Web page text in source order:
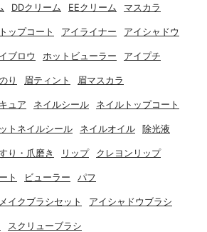
DDクリーム EEクリーム マスカラ
ップコート アイライナー アイシャドウ
ブロウ ホットビューラー アイプチ
り 眉ティント 眉マスカラ
ュア ネイルシール ネイルトップコート
トネイルシール ネイルオイル 除光液
り・爪磨き リップ クレヨンリップ
ト ビューラー パフ
メイクブラシセット アイシャドウブラシ
スクリューブラシ